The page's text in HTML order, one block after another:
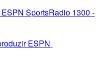
SportsRadio 1300 -
ESPN